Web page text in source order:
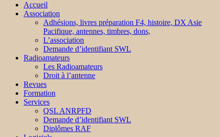
Accueil
Association
Adhésions, livres préparation F4, histoire, DX Asie
Pacifique, antennes, timbres, dons,
L’association
Demande d’identifiant SWL
Radioamateurs
Les Radioamateurs
Droit à l’antenne
Revues
Formation
Services
QSL ANRPFD
Demande d’identifiant SWL
Diplômes RAF